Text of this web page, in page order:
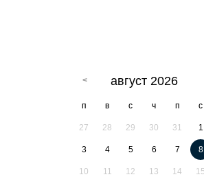
август 2026
п в с ч п с
27 28 29 30 31 1
3 4 5 6 7 8
10 11 12 13 14 15